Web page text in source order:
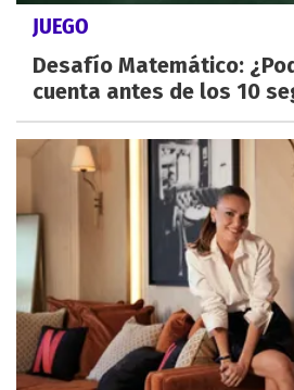
JUEGO
Desafío Matemático:
cuenta antes de los 10